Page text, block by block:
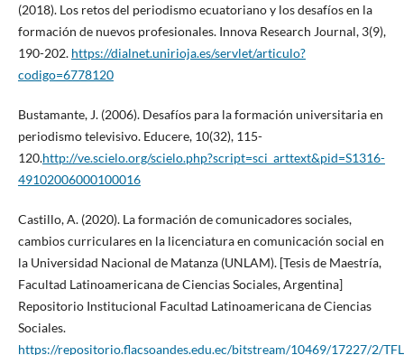
(2018). Los retos del periodismo ecuatoriano y los desafíos en la
formación de nuevos profesionales. Innova Research Journal, 3(9),
190-202. https://dialnet.unirioja.es/servlet/articulo?
codigo=6778120
Bustamante, J. (2006). Desafíos para la formación universitaria en
periodismo televisivo. Educere, 10(32), 115-
120.http://ve.scielo.org/scielo.php?script=sci_arttext&pid=S1316-
49102006000100016
Castillo, A. (2020). La formación de comunicadores sociales,
cambios curriculares en la licenciatura en comunicación social en
la Universidad Nacional de Matanza (UNLAM). [Tesis de Maestría,
Facultad Latinoamericana de Ciencias Sociales, Argentina]
Repositorio Institucional Facultad Latinoamericana de Ciencias
Sociales.
https://repositorio.flacsoandes.edu.ec/bitstream/10469/17227/2/